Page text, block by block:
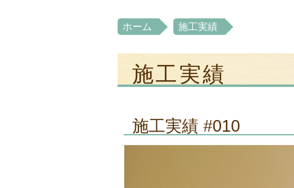
ホーム 施工実績
施工実績
施工実績 #010